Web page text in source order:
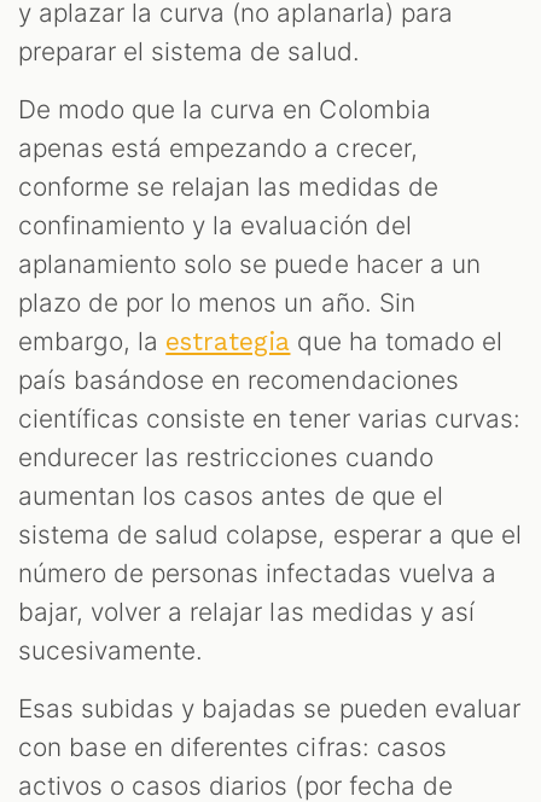
y aplazar la curva (no aplanarla) para
preparar el sistema de salud.
De modo que la curva en Colombia
apenas está empezando a crecer,
conforme se relajan las medidas de
confinamiento y la evaluación del
aplanamiento solo se puede hacer a un
plazo de por lo menos un año. Sin
embargo, la estrategia que ha tomado el
país basándose en recomendaciones
científicas consiste en tener varias curvas:
endurecer las restricciones cuando
aumentan los casos antes de que el
sistema de salud colapse, esperar a que el
número de personas infectadas vuelva a
bajar, volver a relajar las medidas y así
sucesivamente.
Esas subidas y bajadas se pueden evaluar
con base en diferentes cifras: casos
activos o casos diarios (por fecha de